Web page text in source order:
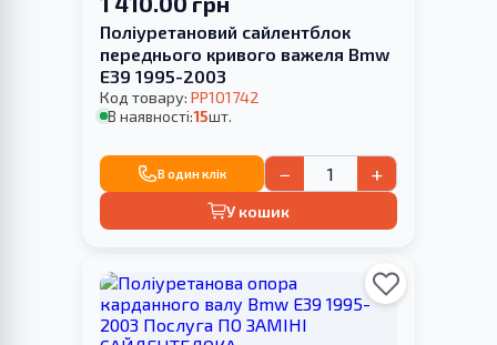
Поліуретановий сайлентблок
переднього кривого важеля Bmw
E39 1995-2003
Код товару: PP101742
В наявності:15шт.
В один клік − +
У кошик